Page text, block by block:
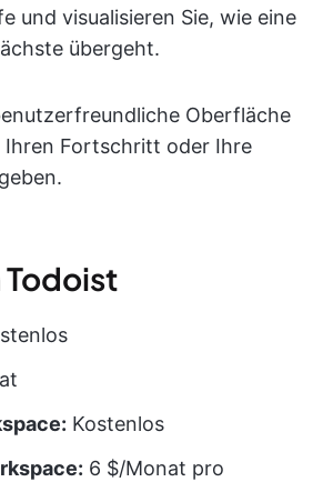
und visualisieren Sie, wie eine
übergeht.
Oberfläche
Ihren Fortschritt oder Ihre
Todoist
Kostenlos
6 $/Monat pro